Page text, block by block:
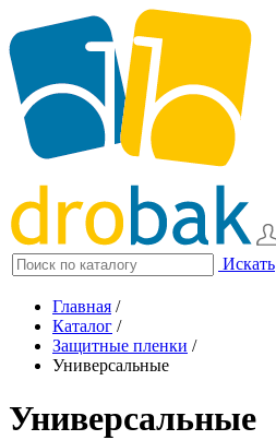
Искать
Главная /
Каталог /
Защитные пленки /
Универсальные
Универсальные